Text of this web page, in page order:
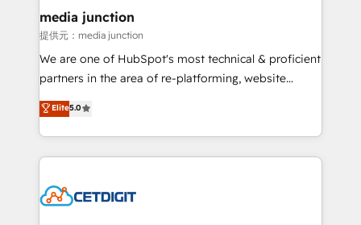
Mexico, USA, and Portugal—we've executed over a
hundred successful operations. Our approach,
rooted in RevOps principles, integrates analysis,
training, planning, and qualification. Leveraging
inbound marketing tactics, we focus on
understanding, nurturing, and converting leads.
competitive market.
media junction
提供元：media junction
We are one of HubSpot's most technical & proficient
partners in the area of re-platforming, website
design & development. We specialize in multi-hub
implementations for mid-market & enterprise
companies. We are woman-owned, powered by
coffee, and we ❤️ dogs. We produce award-winning
Impact Award 🏆2022 Technical Expertise Impact
Elite5.0